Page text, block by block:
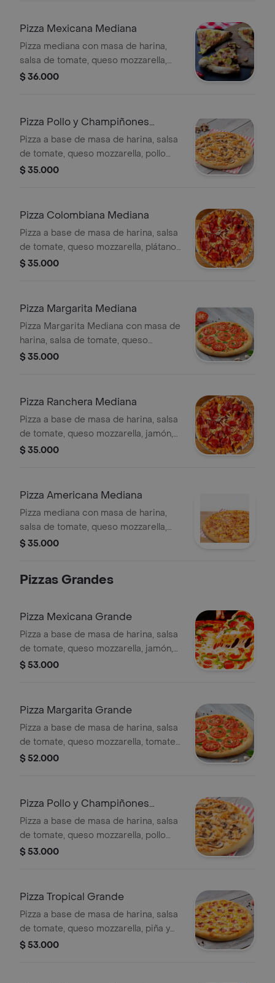
Pizza Mexicana Mediana
Pizza mediana con masa de harina,
salsa de tomate, queso mozzarella,
jamón, tocineta, longaniza, salchicha y
$ 36.000
Pizza Pollo y Champiñones
Mediana
Pizza a base de masa de harina, salsa
de tomate, queso mozzarella, pollo
desmechado y champiñones, 6
$ 35.000
Pizza Colombiana Mediana
Pizza a base de masa de harina, salsa
de tomate, queso mozzarella, plátano
maduro en trocitos, jamón, tocineta,
$ 35.000
Pizza Margarita Mediana
Pizza Margarita Mediana con masa de
harina, salsa de tomate, queso
mozzarella, rodajas de tomate y
$ 35.000
Pizza Ranchera Mediana
Pizza a base de masa de harina, salsa
de tomate, queso mozzarella, jamón,
tocineta, chorizo, salchicha y maíz, 6
$ 35.000
Pizza Americana Mediana
Pizza mediana con masa de harina,
salsa de tomate, queso mozzarella,
tocineta, pollo y maíz dulce. Rinde 6
$ 35.000
Pizzas Grandes
Pizza Mexicana Grande
Pizza a base de masa de harina, salsa
de tomate, queso mozzarella, jamón,
tocineta, longaniza, salchicha y
$ 53.000
Pizza Margarita Grande
Pizza a base de masa de harina, salsa
de tomate, queso mozzarella, tomate
en rodajas y albahaca fresca, 10
$ 52.000
Pizza Pollo y Champiñones
Grande
Pizza a base de masa de harina, salsa
de tomate, queso mozzarella, pollo
desmechado y champiñones, 10
$ 53.000
Pizza Tropical Grande
Pizza a base de masa de harina, salsa
de tomate, queso mozzarella, piña y
jamón, 10 porciones.
$ 53.000